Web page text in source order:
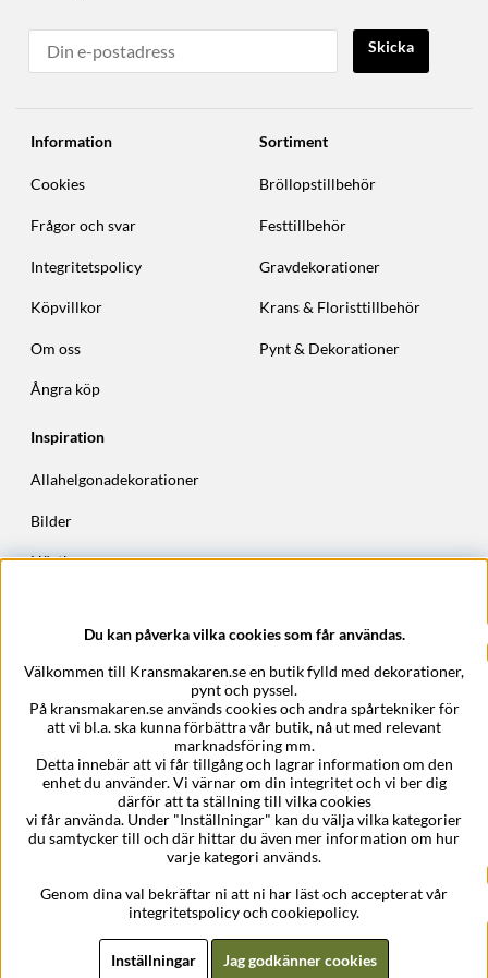
Skicka
Information
Cookies
Frågor och svar
Integritetspolicy
Köpvillkor
Om oss
Ångra köp
Sortiment
Bröllopstillbehör
Festtillbehör
Gravdekorationer
Krans & Floristtillbehör
Pynt & Dekorationer
Inspiration
Allahelgonadekorationer
Bilder
Höstkransar
Epost:support@kransmakaren.se
Du kan påverka vilka cookies som får användas.
Välkommen till Kransmakaren.se en butik fylld med dekorationer,
pynt och pyssel.
På kransmakaren.se används cookies och andra spårtekniker för
att vi bl.a. ska kunna förbättra vår butik, nå ut med relevant
marknadsföring mm.
Detta innebär att vi får tillgång och lagrar information om den
enhet du använder. Vi värnar om din integritet och vi ber dig
därför att ta ställning till vilka cookies
vi får använda. Under "Inställningar" kan du välja vilka kategorier
du samtycker till och där hittar du även mer information om hur
varje kategori används.
Genom dina val bekräftar ni att ni har läst och accepterat vår
integritetspolicy och cookiepolicy.
Inställningar Jag godkänner cookies